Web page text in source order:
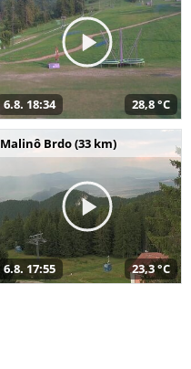
6.8. 18:34 28,8 °C
Malinô Brdo (33 km)
6.8. 17:55 23,3 °C